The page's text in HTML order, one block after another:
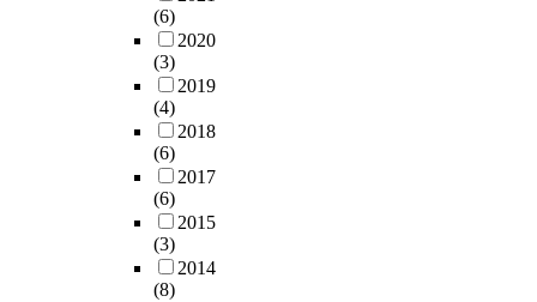
(6)
2020
(3)
2019
(4)
2018
(6)
2017
(6)
2015
(3)
2014
(8)